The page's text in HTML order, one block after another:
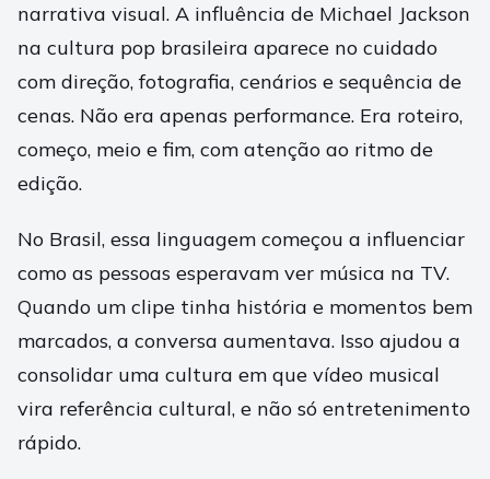
narrativa visual. A influência de Michael Jackson
na cultura pop brasileira aparece no cuidado
com direção, fotografia, cenários e sequência de
cenas. Não era apenas performance. Era roteiro,
começo, meio e fim, com atenção ao ritmo de
edição.
No Brasil, essa linguagem começou a influenciar
como as pessoas esperavam ver música na TV.
Quando um clipe tinha história e momentos bem
marcados, a conversa aumentava. Isso ajudou a
consolidar uma cultura em que vídeo musical
vira referência cultural, e não só entretenimento
rápido.